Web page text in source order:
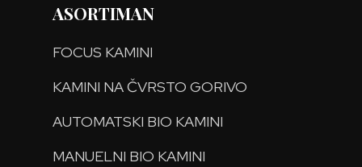
ASORTIMAN
FOCUS KAMINI
KAMINI NA ČVRSTO GORIVO
AUTOMATSKI BIO KAMINI
MANUELNI BIO KAMINI